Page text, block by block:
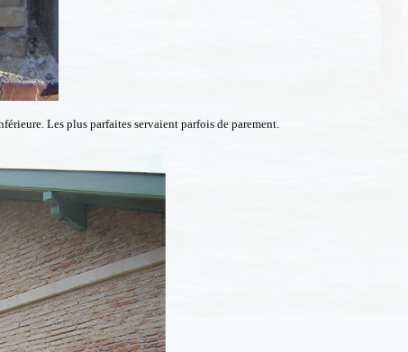
Les plus parfaites servaient parfois de parement.